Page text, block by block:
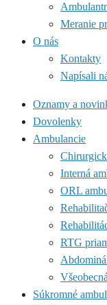
Meranie
O nás
Kontakty
Napísali
Oznamy a
Dovolenky
Ambulancie
Interná
ORL
RTG
Súkromné